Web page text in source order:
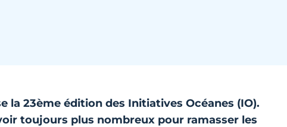
la 23ème édition des Initiatives Océanes (IO).
toujours plus nombreux pour ramasser les